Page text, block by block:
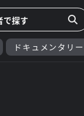
ドキュメンタリー